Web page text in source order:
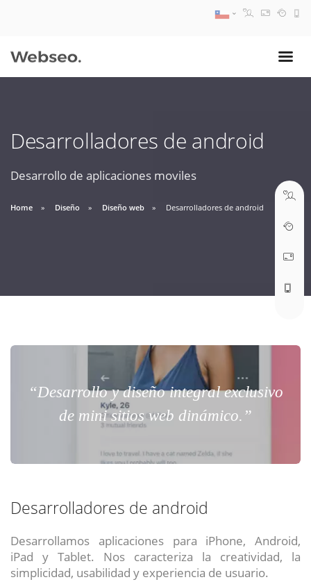
Desarrolladores de android
Desarrollo de aplicaciones moviles
Home Diseño Diseño web Desarrolladores de android
“Desarrollo y diseño integral exclusivo
de mini sitios web dinámico.”
Desarrolladores de android
Desarrollamos aplicaciones para iPhone, Android,
iPad y Tablet. Nos caracteriza la creatividad, la
simplicidad, usabilidad y experiencia de usuario.
09:30 AM A 18:30 PM
soporte@webseo.cl